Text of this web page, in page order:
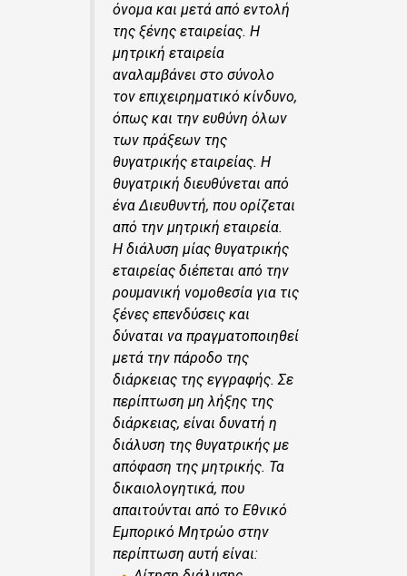
όνομα και μετά από εντολή
της ξένης εταιρείας. Η
μητρική εταιρεία
αναλαμβάνει στο σύνολο
τον επιχειρηματικό κίνδυνο,
όπως και την ευθύνη όλων
των πράξεων της
θυγατρικής εταιρείας. Η
θυγατρική διευθύνεται από
ένα Διευθυντή, που ορίζεται
από την μητρική εταιρεία.
Η διάλυση μίας θυγατρικής
εταιρείας διέπεται από την
ρουμανική νομοθεσία για τις
ξένες επενδύσεις και
δύναται να πραγματοποιηθεί
μετά την πάροδο της
διάρκειας της εγγραφής. Σε
περίπτωση μη λήξης της
διάρκειας, είναι δυνατή η
διάλυση της θυγατρικής με
απόφαση της μητρικής. Τα
δικαιολογητικά, που
απαιτούνται από το Εθνικό
Εμπορικό Μητρώο στην
περίπτωση αυτή είναι: